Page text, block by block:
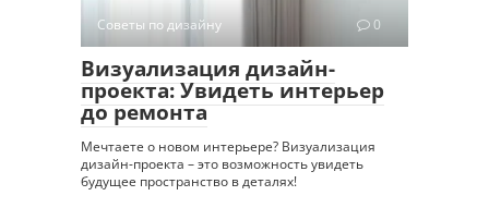
Советы по дизайну 0
Визуализация дизайн-
проекта: Увидеть интерьер
до ремонта
Мечтаете о новом интерьере? Визуализация
дизайн-проекта – это возможность увидеть
будущее пространство в деталях!